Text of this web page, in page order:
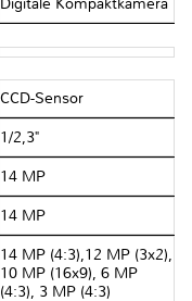
Digitale Kompaktkamera
CCD-Sensor
1/2,3"
14 MP
14 MP
14 MP (4:3),12 MP (3x2),
10 MP (16x9), 6 MP
(4:3), 3 MP (4:3)